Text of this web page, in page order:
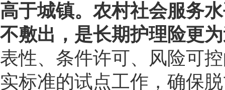
高于城镇。农村社会服务
不敷出，是长期护理险更
表性、条件许可、风险可
实标准的试点工作，确保